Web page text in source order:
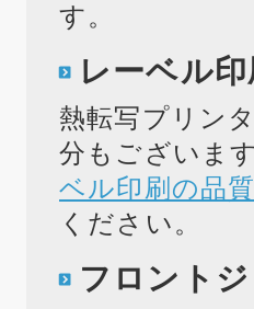
す。
レーベル
熱転写プリン
分もございま
ベル印刷の品
ください。
フロント